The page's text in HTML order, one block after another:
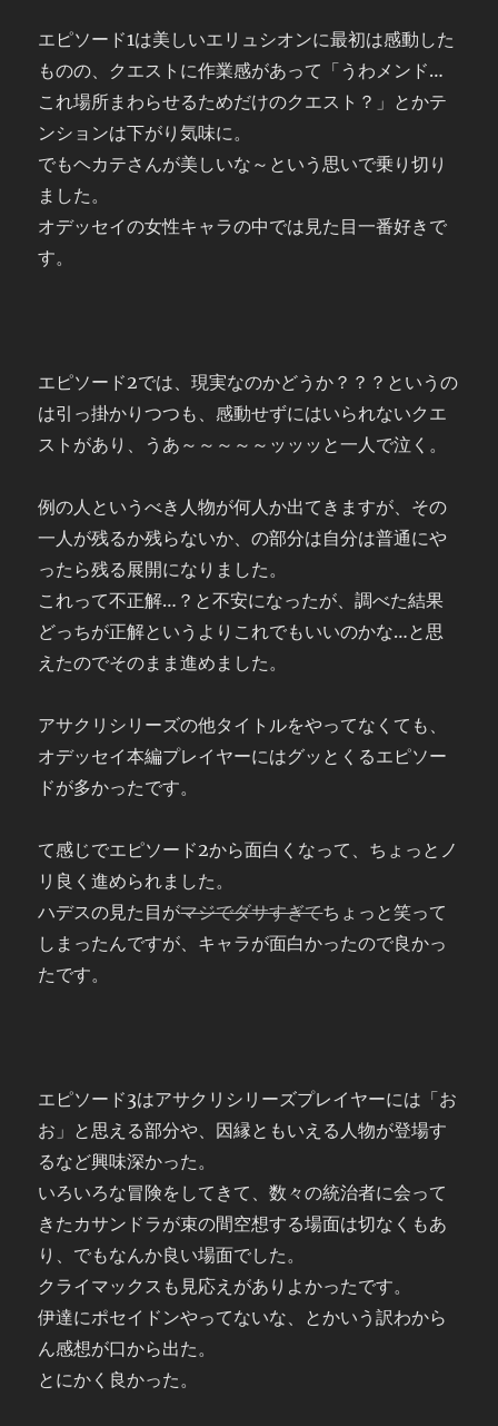
エピソード1は美しいエリュシオンに最初は感動した
ものの、クエストに作業感があって「うわメンド…
これ場所まわらせるためだけのクエスト？」とかテ
ンションは下がり気味に。
でもヘカテさんが美しいな～という思いで乗り切り
ました。
オデッセイの女性キャラの中では見た目一番好きで
す。
エピソード2では、現実なのかどうか？？？というの
は引っ掛かりつつも、感動せずにはいられないクエ
ストがあり、うあ～～～～～ッッッと一人で泣く。
例の人というべき人物が何人か出てきますが、その
一人が残るか残らないか、の部分は自分は普通にや
ったら残る展開になりました。
これって不正解…？と不安になったが、調べた結果
どっちが正解というよりこれでもいいのかな…と思
えたのでそのまま進めました。
アサクリシリーズの他タイトルをやってなくても、
オデッセイ本編プレイヤーにはグッとくるエピソー
ドが多かったです。
て感じでエピソード2から面白くなって、ちょっとノ
リ良く進められました。
ハデスの見た目がマジでダサすぎてちょっと笑って
しまったんですが、キャラが面白かったので良かっ
たです。
エピソード3はアサクリシリーズプレイヤーには「お
お」と思える部分や、因縁ともいえる人物が登場す
るなど興味深かった。
いろいろな冒険をしてきて、数々の統治者に会って
きたカサンドラが束の間空想する場面は切なくもあ
り、でもなんか良い場面でした。
クライマックスも見応えがありよかったです。
伊達にポセイドンやってないな、とかいう訳わから
ん感想が口から出た。
とにかく良かった。